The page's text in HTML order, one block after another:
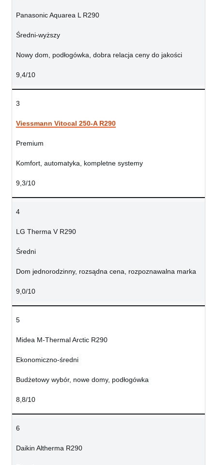
Panasonic Aquarea L R290
Średni-wyższy
Nowy dom, podłogówka, dobra relacja ceny do jakości
9,4/10
3
Viessmann Vitocal 250-A R290
Premium
Komfort, automatyka, kompletne systemy
9,3/10
4
LG Therma V R290
Średni
Dom jednorodzinny, rozsądna cena, rozpoznawalna marka
9,0/10
5
Midea M-Thermal Arctic R290
Ekonomiczno-średni
Budżetowy wybór, nowe domy, podłogówka
8,8/10
6
Daikin Altherma R290